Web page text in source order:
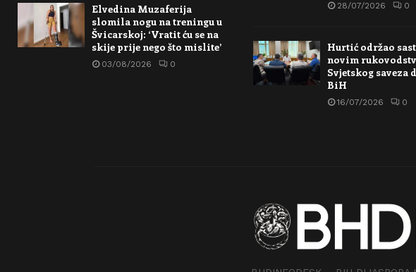
Elvedina Muzaferija
slomila nogu na treningu u
Švicarskoj: ‘Vratit ću se na
skije prije nego što mislite’
03/08/2026 0
28/07/2026 0
Hurtić održao
novim
Svjetskog saveza
BiH
16/07/2026 0